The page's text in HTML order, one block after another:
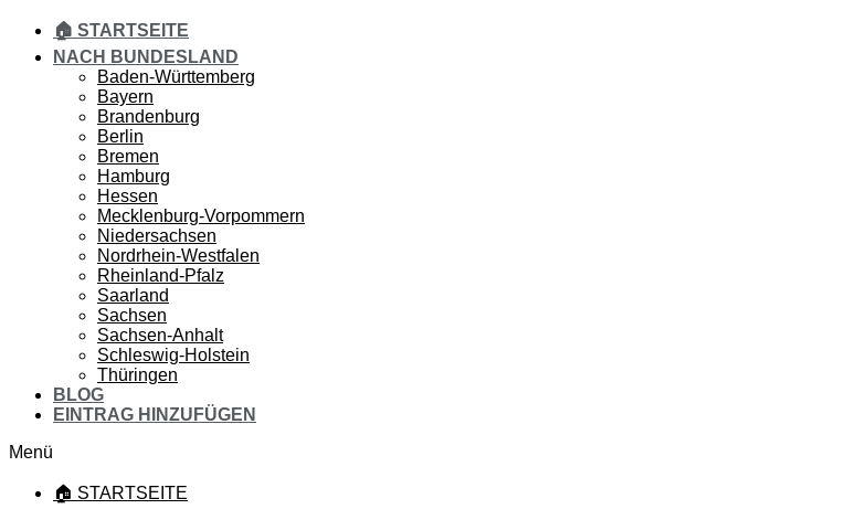
🏠 STARTSEITE
NACH BUNDESLAND
Baden-Württemberg
Bayern
Brandenburg
Berlin
Bremen
Hamburg
Hessen
Mecklenburg-Vorpommern
Niedersachsen
Nordrhein-Westfalen
Rheinland-Pfalz
Saarland
Sachsen
Sachsen-Anhalt
Schleswig-Holstein
Thüringen
BLOG
EINTRAG HINZUFÜGEN
Menü
🏠 STARTSEITE